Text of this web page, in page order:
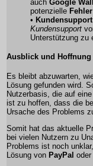
auch Google
potenzielle Fehler
•
Kundensupport
Unterstützung zu
Ausblick und
Es bleibt abzuwarten,
Lösung gefunden wird.
Nutzerbasis, die auf
ist zu hoffen, dass die
Ursache des Problems
Somit hat das aktuelle
bei vielen Nutzern zu
Problems ist noch
Lösung von PayPal oder